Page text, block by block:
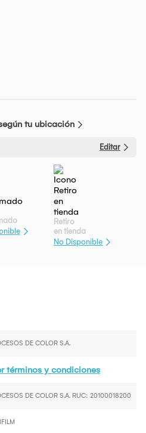
tu ubicación
Editar
Retiro
en tienda
No Disponible
DE COLOR S.A.
términos y condiciones
DE COLOR S.A. RUC: 20100018200